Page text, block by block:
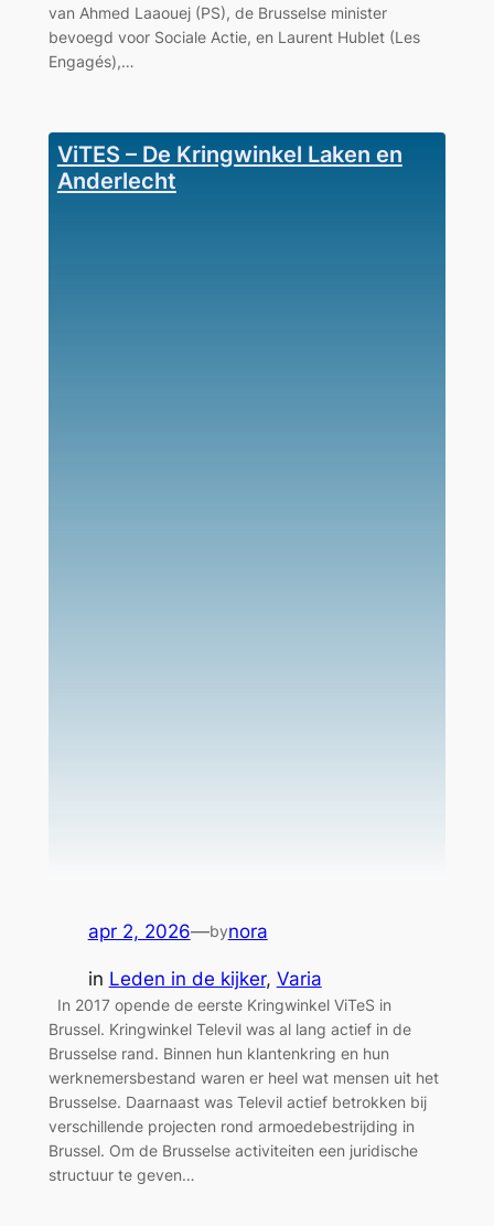
van Ahmed Laaouej (PS), de Brusselse minister
bevoegd voor Sociale Actie, en Laurent Hublet (Les
Engagés),…
ViTES – De Kringwinkel Laken en
Anderlecht
apr 2, 2026—bynora
in Leden in de kijker, Varia
In 2017 opende de eerste Kringwinkel ViTeS in
Brussel. Kringwinkel Televil was al lang actief in de
Brusselse rand. Binnen hun klantenkring en hun
werknemersbestand waren er heel wat mensen uit het
Brusselse. Daarnaast was Televil actief betrokken bij
verschillende projecten rond armoedebestrijding in
Brussel. Om de Brusselse activiteiten een juridische
structuur te geven…